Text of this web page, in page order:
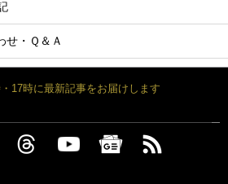
せ・Ｑ＆Ａ
17時に最新記事をお届けします